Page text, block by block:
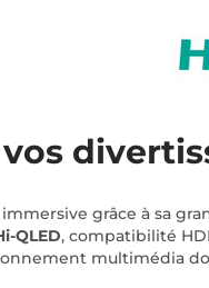
grâce à sa
QLED, compatibilité
multimédia